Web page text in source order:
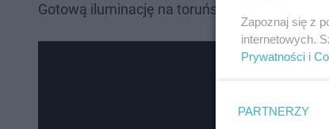
Gotową iluminację na toruńskiej starówce
Zapoznaj się z
internetowych.
Prywatności i
PARTNERZY